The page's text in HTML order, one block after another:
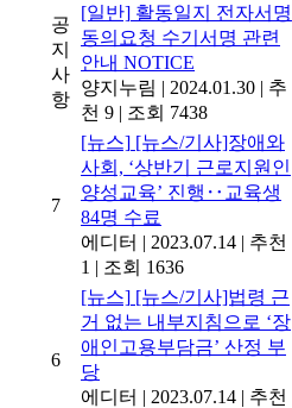
공
지
사
항
[일반] 활동일지 전자서명
동의요청 수기서명 관련
안내 NOTICE
양지누림 | 2024.01.30 | 추
천 9 | 조회 7438
7
[뉴스] [뉴스/기사]장애와
사회, ‘상반기 근로지원인
양성교육’ 진행‥교육생
84명 수료
에디터 | 2023.07.14 | 추천
1 | 조회 1636
6
[뉴스] [뉴스/기사]법령 근
거 없는 내부지침으로 ‘장
애인고용부담금’ 산정 부
당
에디터 | 2023.07.14 | 추천